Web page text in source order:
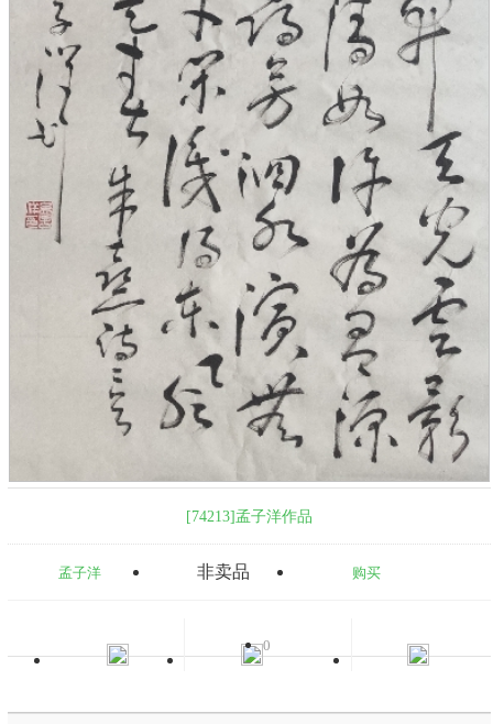
[74213]孟子洋作品
孟子洋 非卖品 购买
0